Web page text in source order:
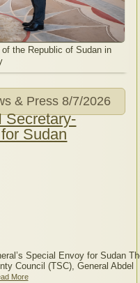
the Republic of Sudan in
& Press 8/7/2026
Secretary-
Sudan
Special Envoy for Sudan
Council (TSC), General Abdel
More